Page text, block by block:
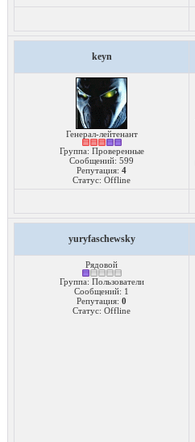
keyn
Генерал-лейтенант
Группа: Проверенные
Сообщений: 599
Репутация: 4
Статус: Offline
yuryfaschewsky
Рядовой
Группа: Пользователи
Сообщений: 1
Репутация: 0
Статус: Offline